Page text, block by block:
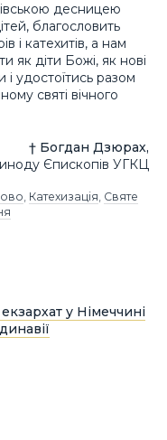
десницею
благословить
і катехитів, а нам
як діти Божі, як нові
і удостоїтись разом
святі вічного
† Богдан Дзюрах,
Єпископів УГКЦ
Катехизація Святе
у Німеччині